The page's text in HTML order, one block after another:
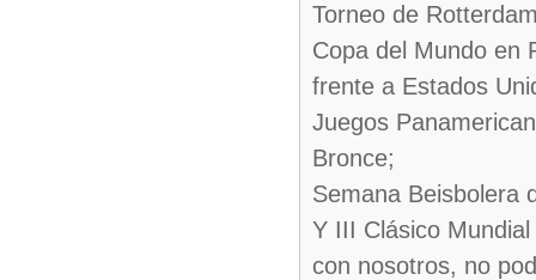
Torneo de
Copa del Mundo en
frente a Estados
Juegos
Bronce;
Semana Beisbolera
Y III Clásico
con nosotros, no